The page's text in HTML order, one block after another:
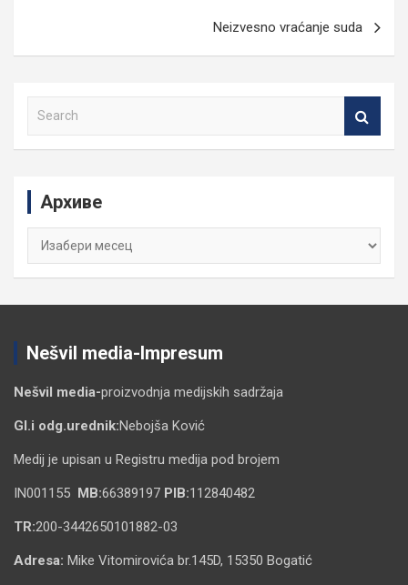
Neizvesno vraćanje suda
Архиве
Архиве
Nešvil media-Impresum
Nešvil media-proizvodnja medijskih sadržaja
Gl.i odg.urednik:Nebojša Ković
Medij je upisan u Registru medija pod brojem
IN001155 MB:66389197 PIB:112840482
TR:200-3442650101882-03
Adresa: Mike Vitomirovića br.145D, 15350 Bogatić